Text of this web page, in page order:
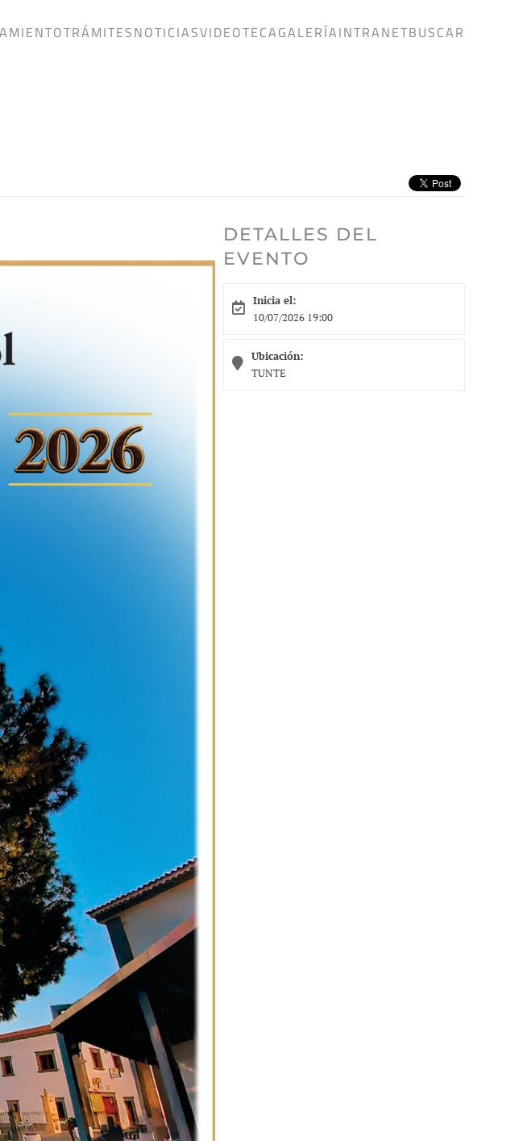
TRÁMITESNOTICIASVIDEOTECAGALERÍAINTRANETBUSCAR
DETALLES DEL
EVENTO
Inicia el:
10/07/2026 19:00
Ubicación:
TUNTE